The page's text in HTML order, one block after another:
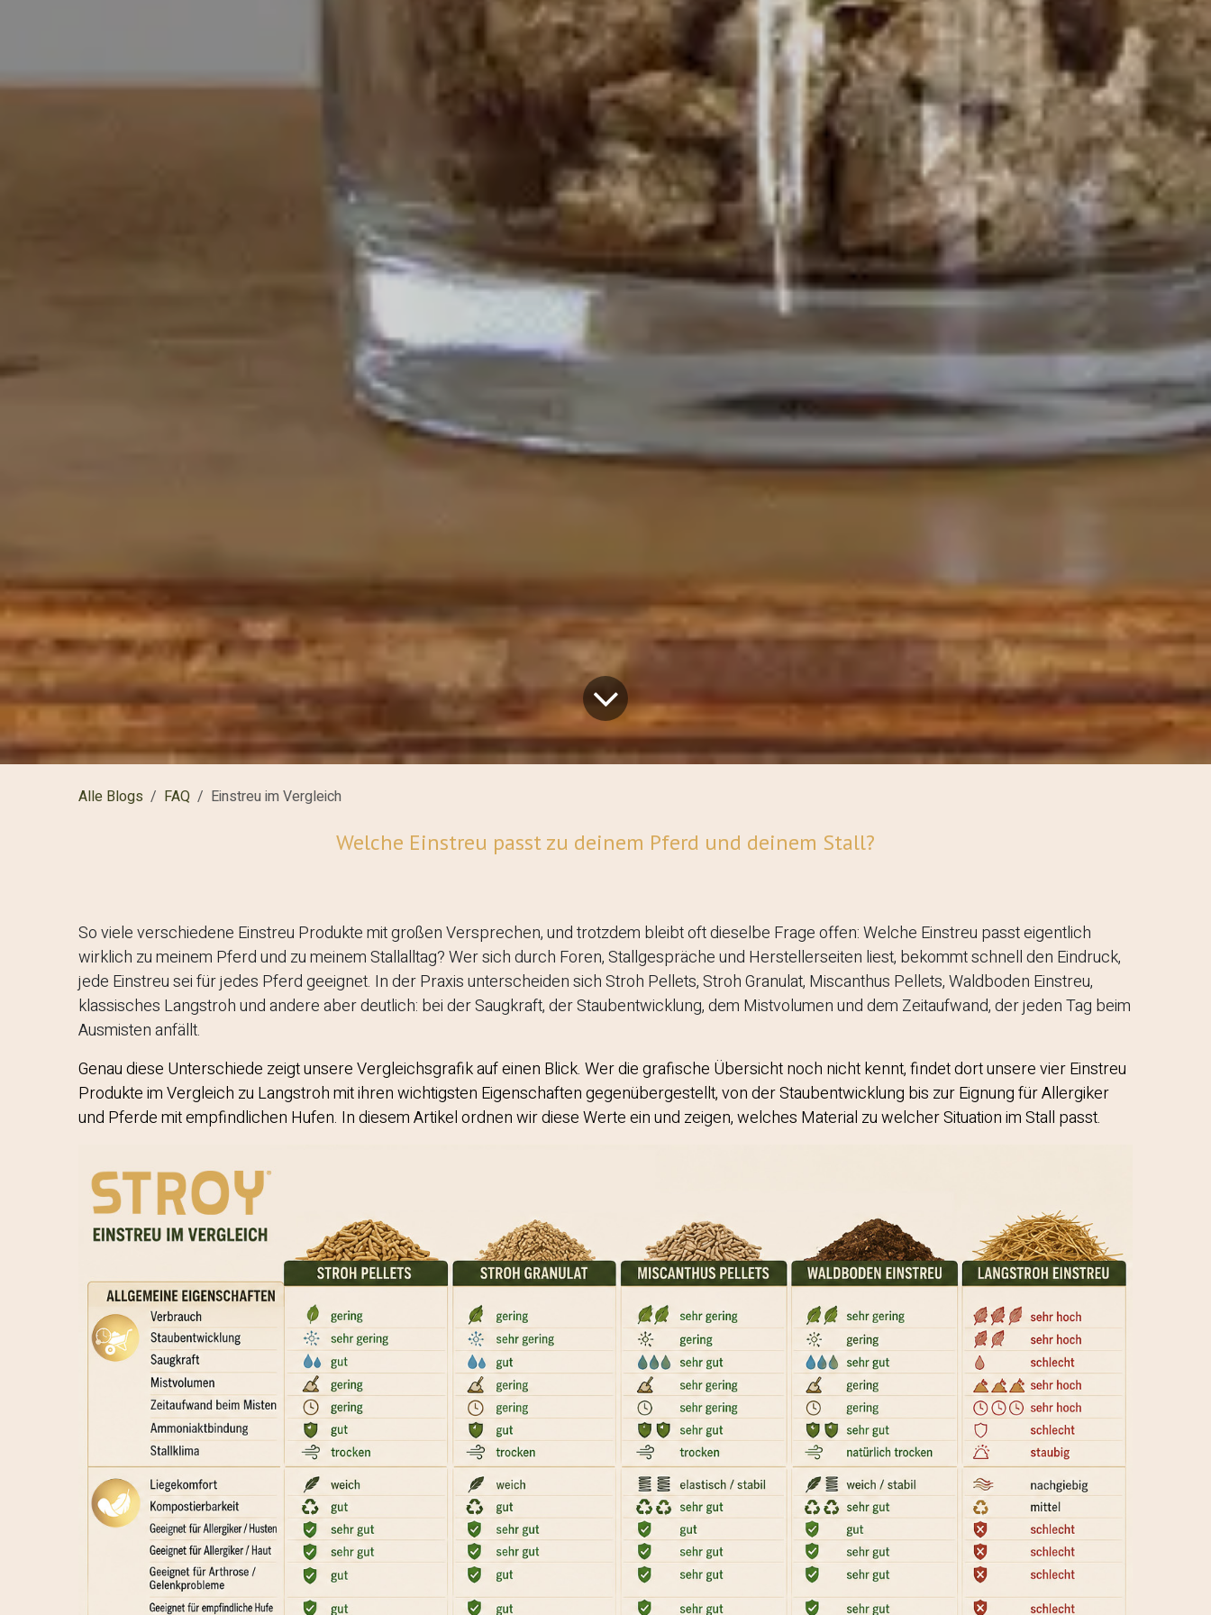
Alle Blogs FAQ Einstreu im Vergleich
Welche Einstreu passt zu deinem Pferd und deinem Stall?​
So viele verschiedene Einstreu Produkte mit großen Versprechen, und trotzdem bleibt oft dieselbe Frage offen: Welche Einstreu passt eigentlich
wirklich zu meinem Pferd und zu meinem Stallalltag? Wer sich durch Foren, Stallgespräche und Herstellerseiten liest, bekommt schnell den Eindruck,
jede Einstreu sei für jedes Pferd geeignet. In der Praxis unterscheiden sich Stroh Pellets, Stroh Granulat, Miscanthus Pellets, Waldboden Einstreu,
klassisches Langstroh und andere aber deutlich: bei der Saugkraft, der Staubentwicklung, dem Mistvolumen und dem Zeitaufwand, der jeden Tag beim
Ausmisten anfällt.
Genau diese Unterschiede zeigt unsere Vergleichsgrafik auf einen Blick. Wer die grafische Übersicht noch nicht kennt, findet dort unsere vier Einstreu
Produkte im Vergleich zu Langstroh mit ihren wichtigsten Eigenschaften gegenübergestellt, von der Staubentwicklung bis zur Eignung für Allergiker
und Pferde mit empfindlichen Hufen. In diesem Artikel ordnen wir diese Werte ein und zeigen, welches Material zu welcher Situation im Stall passt.